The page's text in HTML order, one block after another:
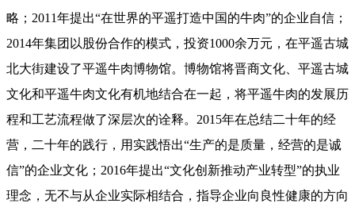
略；2011年提出“在世界的平遥打造中国的牛肉”的企业自信；
2014年集团以股份合作的模式，投资1000余万元，在平遥古城
北大街建设了平遥牛肉博物馆。博物馆将晋商文化、平遥古城
文化和平遥牛肉文化有机地结合在一起，将平遥牛肉的发展历
程和工艺流程做了深层次的诠释。2015年在总结二十年的经
营，二十年的践行，用实践悟出“生产的是质量，经营的是诚
信”的企业文化；2016年提出“文化创新推动产业转型”的执业
理念，无不与从企业实际相结合，指导企业向良性健康的方向